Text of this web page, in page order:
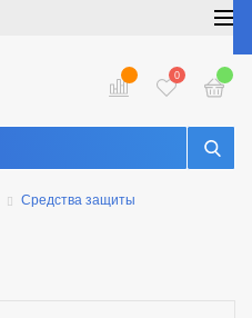
0
Средства защиты